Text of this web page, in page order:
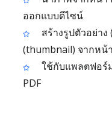
ออกแบบดีไซน์
สร้างรูปตัวอย่า
(thumbnail) จากหน้
ใช้กับแพลตฟอร์
PDF